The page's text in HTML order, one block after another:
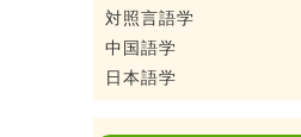
対照言語学
中国語学
日本語学